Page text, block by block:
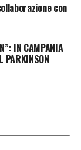
con
IN CAMPANIA
PARKINSON